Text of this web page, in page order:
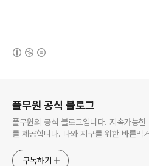
풀무원 공식 블로그
풀무원의 공식 블로그입니다. 지속가능
를 제공합니다. 나와 지구를 위한 바른먹
구독하기